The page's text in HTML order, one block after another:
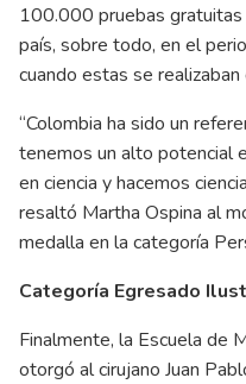
100.000 pruebas
país, sobre todo, en el
cuando estas se realizaban
“Colombia ha sido un
tenemos un alto potencial
en ciencia y hacemos
resaltó Martha Ospina al
medalla en la categoría
Categoría Egresado
Finalmente, la Escuela de
otorgó al cirujano Juan